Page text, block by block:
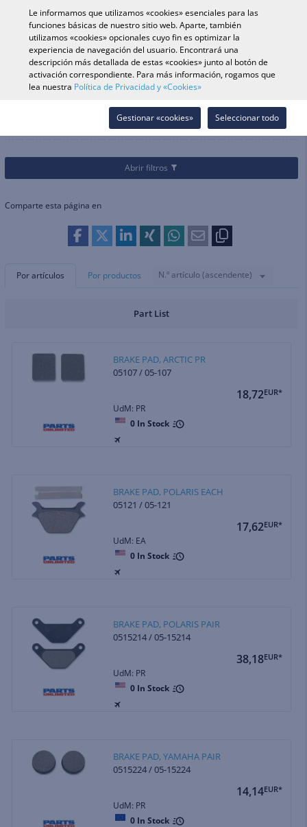
Búsqueda de vehículo
Buscar en tienda
Categorías Recambios & Accesorios Frenos
Pastillas & Zapatas
Abrir filtros
Comparte esta página en
Por artículos Por productos N.º artículo (ascendente)
Part List
BRAKE PAD, ARCTIC PR
05107 / 05-107
18,72EUR*
UdM: PR
0 In Stock
BRAKE PAD, POLARIS EACH
05121 / 05-121
17,62EUR*
UdM: EA
0 In Stock
BRAKE PAD, POLARIS PAIR
0515214 / 05-15214
38,18EUR*
UdM: PR
0 In Stock
BRAKE PAD, YAMAHA PAIR
0515224 / 05-15224
14,14EUR*
UdM: PR
0 In Stock
Le informamos que utilizamos «cookies» esenciales para las
funciones básicas de nuestro sitio web. Aparte, también
utilizamos «cookies» opcionales cuyo fin es optimizar la
experiencia de navegación del usuario. Encontrará una
descripción más detallada de estas «cookies» junto al botón de
activación correspondiente. Para más información, rogamos que
lea nuestra Política de Privacidad y «Cookies»
Seleccionar todo
Gestionar «cookies»